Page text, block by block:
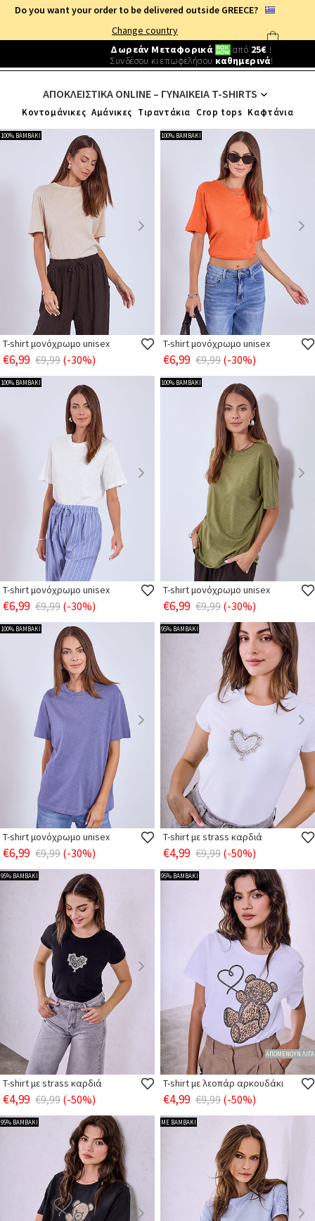
Do you want your order to be delivered outside GREECE?
Change country
Δωρεάν Μεταφορικά
από25€!
Συνδέσου κι επωφελήσουκαθημερινά!
ΑΠΟΚΛΕΙΣΤΙΚΑ ONLINE / ΜΠΛΟΥΖΕΣ / T-SHIRTS
ΑΠΟΚΛΕΙΣΤΙΚΑ ONLINE – ΓΥΝΑΙΚΕΙΑ T-SHIRTS
Κοντομάνικες Αμάνικες Τιραντάκια Crop tops Καφτάνια
100% ΒΑΜΒΑΚΙ
T-shirt μονόχρωμο unisex
€6,99 €9,99 (-30%)
100% ΒΑΜΒΑΚΙ
T-shirt μονόχρωμο unisex
€6,99 €9,99 (-30%)
100% ΒΑΜΒΑΚΙ
T-shirt μονόχρωμο unisex
€6,99 €9,99 (-30%)
100% ΒΑΜΒΑΚΙ
T-shirt μονόχρωμο unisex
€6,99 €9,99 (-30%)
100% ΒΑΜΒΑΚΙ
T-shirt μονόχρωμο unisex
€6,99 €9,99 (-30%)
95% ΒΑΜΒΑΚΙ
T-shirt με strass καρδιά
€4,99 €9,99 (-50%)
95% ΒΑΜΒΑΚΙ
T-shirt με strass καρδιά
€4,99 €9,99 (-50%)
95% ΒΑΜΒΑΚΙ
ΑΠΟΜΕΝΟΥΝ ΛΙΓΑ
T-shirt με λεοπάρ αρκουδάκι
€4,99 €9,99 (-50%)
95% ΒΑΜΒΑΚΙ ΜΕ ΒΑΜΒΑΚΙ